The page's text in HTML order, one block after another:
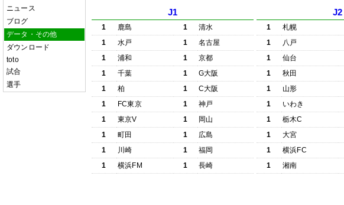
ニュース
ブログ
データ・その他
ダウンロード
toto
試合
選手
J1
1 鹿島 1
清水
1
水戸 1
名古屋
1
浦和 1
京都
1
千葉 1
G大阪
1
柏 1
C大阪
1
FC東京 1
神戸
1
東京V 1
岡山
1
町田 1
広島
1
川崎 1
福岡
1
横浜FM 1 長崎
J2
1 札幌
1
八戸
1
仙台
1
秋田
1
山形
1
いわき
1
栃木C
1
大宮
1
横浜FC
1
湘南